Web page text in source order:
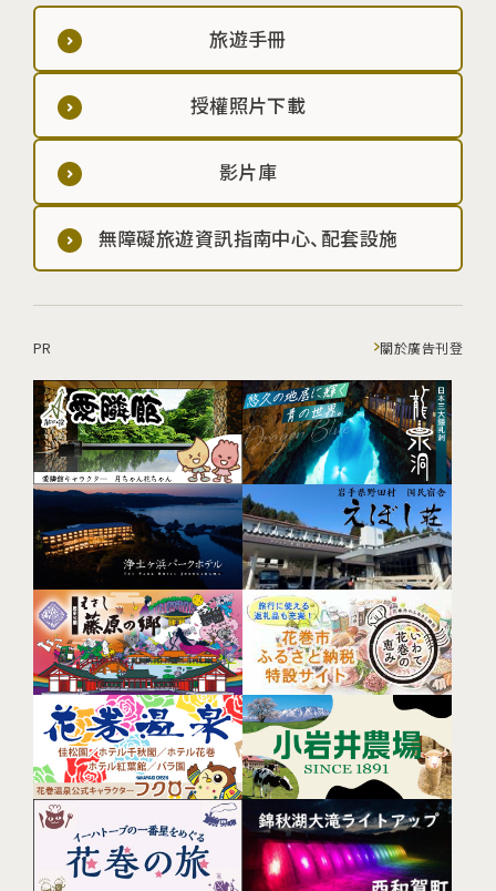
旅遊手冊
授權照片下載
影片庫
無障礙旅遊資訊指南中心、配套設施
PR 關於廣告刊登